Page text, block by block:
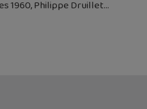
1960, Philippe Druillet